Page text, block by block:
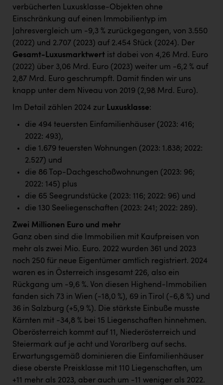
verbücherten Luxusklasse-Objekten ohne
Einschränkung auf einen Immobilientyp im
Jahresvergleich um -9,3 % zurückgegangen, von 3.550
(2022) und 2.707 (2023) auf 2.454 Stück (2024). Der
Gesamt-Luxusmarktwert ist dabei von 4,26 Mrd. Euro
(2022) über 3,06 Mrd. Euro (2023) weiter um -6,2 % auf
2,87 Mrd. Euro geschrumpft. Damit finden wir uns
knapp unter dem Niveau von 2019 (2,98 Mrd. Euro).
Im Detail zählen 2024 zur Luxusklasse:
die 494 teuersten Einfamilienhäuser (2023: 416;
2022: 493),
die 1.679 teuersten Wohnungen (2023: 1.838; 2022:
2.527) und
die 86 Top-Dachgeschoßwohnungen (2023: 96;
2022: 145) plus
die 65 Seegrundstücke (2023: 116; 2022: 96) und
die 130 Seeliegenschaften (2023: 241; 2022: 289).
Zwei Millionen Euro und mehr
Ganz oben sind die Immobilien mit Kaufpreisen von
mehr als zwei Mio. Euro. 2022 wurden 361 und 2023
noch 250 für neue Eigentümer amtlich registriert. 2024
waren es in Österreich insgesamt 226, also ein
Rückgang um -9,6 %. Von diesen Highend-Immobilien
fanden sich 73 in Wien (-18,0 %), 69 in Tirol (-6,8 %) und
36 in Salzburg (+5,9 %). Die stärkste Einbuße musste
Kärnten mit -34,8 % bei 15 Liegenschaften hinnehmen.
Oberösterreich kommt auf 11, Niederösterreich und
Steiermark auf je acht und Vorarlberg auf sechs.
Erwartungsgemäß dominieren die Einfamilienhäuser
diese oberste Preisklasse mit 110 Liegenschaften, um
+11 mehr als 2023, aber auch um -11 weniger als 2022.